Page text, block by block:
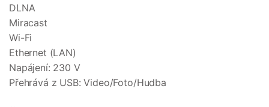
DLNA
Miracast
Wi-Fi
Ethernet (LAN)
Napájení: 230 V
Přehrává z USB: Video/Foto/Hudba